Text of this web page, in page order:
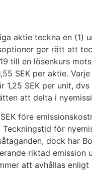
aktie teckna en (1)
ger rätt att
till en lösenkurs
SEK per aktie.
SEK per unit,
att delta i
före
för
dock har
riktad
att avhållas enligt